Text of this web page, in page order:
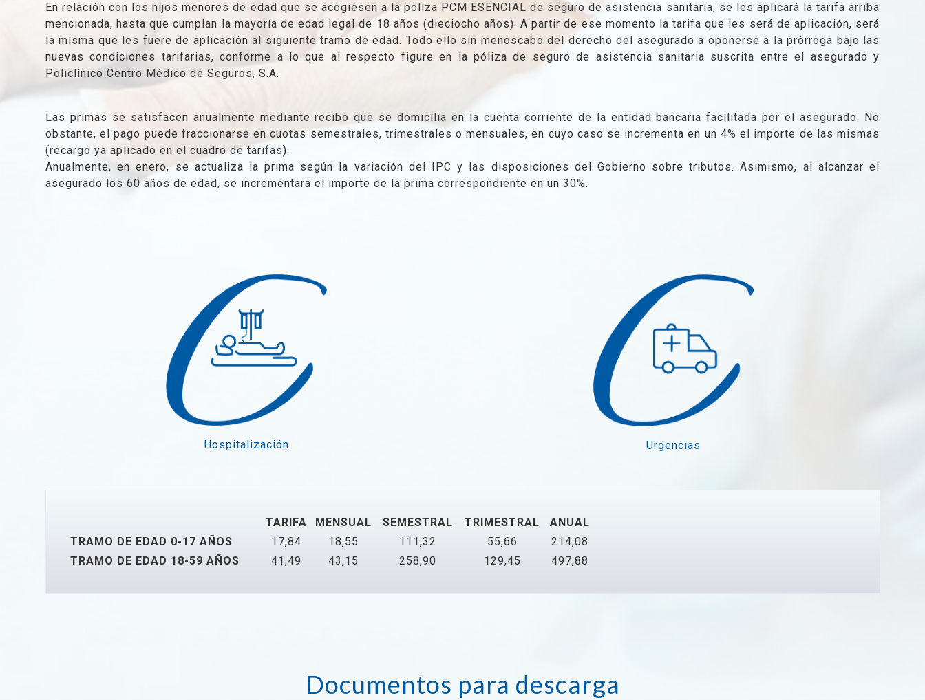
En relación con los hijos menores de edad que se acogiesen a la póliza PCM ESENCIAL de seguro de asistencia sanitaria, se les aplicará la tarifa arriba
mencionada, hasta que cumplan la mayoría de edad legal de 18 años (dieciocho años). A partir de ese momento la tarifa que les será de aplicación, ser
la misma que les fuere de aplicación al siguiente tramo de edad. Todo ello sin menoscabo del derecho del asegurado a oponerse a la prórroga bajo las
nuevas condiciones tarifarias, conforme a lo que al respecto figure en la póliza de seguro de asistencia sanitaria suscrita entre el asegurado y
Policlínico Centro Médico de Seguros, S.A.
Las primas se satisfacen anualmente mediante recibo que se domicilia en la cuenta corriente de la entidad bancaria facilitada por el asegurado. No
obstante, el pago puede fraccionarse en cuotas semestrales, trimestrales o mensuales, en cuyo caso se incrementa en un 4% el importe de las mismas
(recargo ya aplicado en el cuadro de tarifas).
Anualmente, en enero, se actualiza la prima según la variación del IPC y las disposiciones del Gobierno sobre tributos. Asimismo, al alcanzar el
asegurado los 60 años de edad, se incrementará el importe de la prima correspondiente en un 30%.
Hospitalización Urgencias
TARIFA MENSUAL SEMESTRAL TRIMESTRAL
ANUAL
TRAMO DE EDAD 0-17 AÑOS
17,84 18,55 111,32 55,66
214,08
TRAMO DE EDAD 18-59 AÑOS
41,49 43,15 258,90 129,45 497,88
Documentos para descarga